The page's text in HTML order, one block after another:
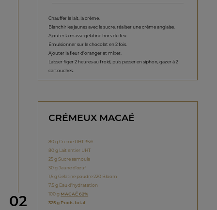
Chauffer le lait, la crème.
Blanchir les jaunes avec le sucre, réaliser une crème anglaise.
Ajouter la masse gélatine hors du feu.
Émulsionner sur le chocolat en 2 fois.
Ajouter la fleur d’oranger et mixer.
Laisser figer 2 heures au froid, puis passer en siphon, gazer à 2
cartouches.
étape
02
CRÉMEUX MACAÉ
80 g Crème UHT 35%
80 g Lait entier UHT
25 g Sucre semoule
30 g Jaune d’œuf
1,5 g Gélatine poudre 220 Bloom
7,5 g Eau d'hydratation
100 g MACAÉ 62%
325 g Poids total